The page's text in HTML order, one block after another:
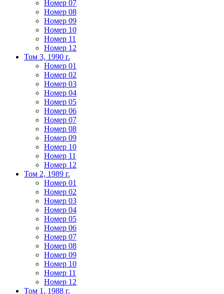
Номер 07
Номер 08
Номер 09
Номер 10
Номер 11
Номер 12
Том 3, 1990 г.
Номер 01
Номер 02
Номер 03
Номер 04
Номер 05
Номер 06
Номер 07
Номер 08
Номер 09
Номер 10
Номер 11
Номер 12
Том 2, 1989 г.
Номер 01
Номер 02
Номер 03
Номер 04
Номер 05
Номер 06
Номер 07
Номер 08
Номер 09
Номер 10
Номер 11
Номер 12
Том 1, 1988 г.